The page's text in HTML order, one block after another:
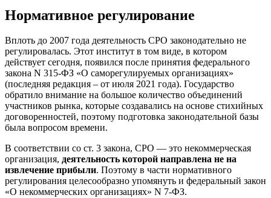
Нормативное регулирование
Вплоть до 2007 года деятельность СРО законодательно не
регулировалась. Этот институт в том виде, в котором
действует сегодня, появился после принятия федерального
закона N 315-ФЗ «О саморегулируемых организациях»
(последняя редакция – от июля 2021 года). Государство
обратило внимание на большое количество объединений
участников рынка, которые создавались на основе стихийных
договоренностей, поэтому подготовка законодательной базы
была вопросом времени.
В соответствии со ст. 3 закона, СРО — это некоммерческая
организация, деятельность которой направлена не на
извлечение прибыли. Поэтому в части нормативного
регулирования целесообразно упомянуть и федеральный закон
«О некоммерческих организациях» N 7-ФЗ.